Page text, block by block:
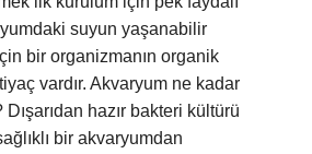
suyun yaşanabilir
bir organizmanın organik
vardır. Akvaryum ne kadar
hazır bakteri kültürü
bir akvaryumdan